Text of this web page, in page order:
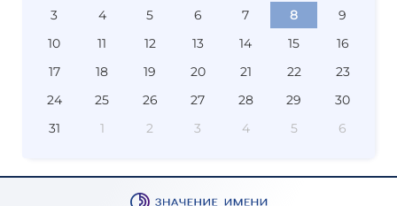
3
4 5 6 7 8
9
10
11 12 13 14 15
16
17
18 19 20 21 22
23
24
25 26 27 28 29
30
31
1 2 3 4 5 6